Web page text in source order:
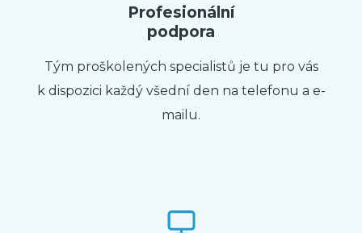
Profesionální
podpora
Tým proškolených specialistů je tu pro vás
k dispozici každý všední den na telefonu a e-
mailu.